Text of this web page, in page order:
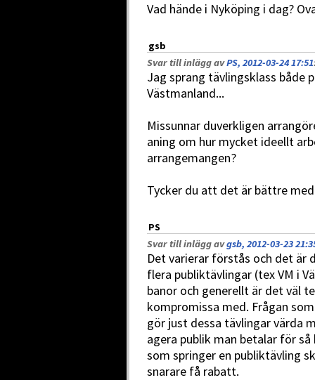
Vad hände i Nyköping i dag?
gsb
Svar till inlägg avPS, 2012-03-24 17:51
Jag sprang tävlingsklass både
Västmanland...
Missunnar duverkligen
aning om hur mycket ideellt
arrangemangen?
Tycker du att det är bättre
PS
Svar till inlägg avgsb, 2012-03-23
Det varierar förstås och det är
flera publiktävlingar (tex VM i
banor och generellt är det väl
kompromissa med. Frågan
gör just dessa tävlingar värda
agera publik man betalar för
som springer en publiktävling
snarare få rabatt.